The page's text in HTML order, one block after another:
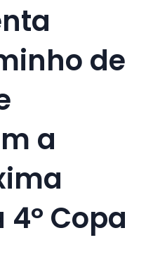
de
a
Copa